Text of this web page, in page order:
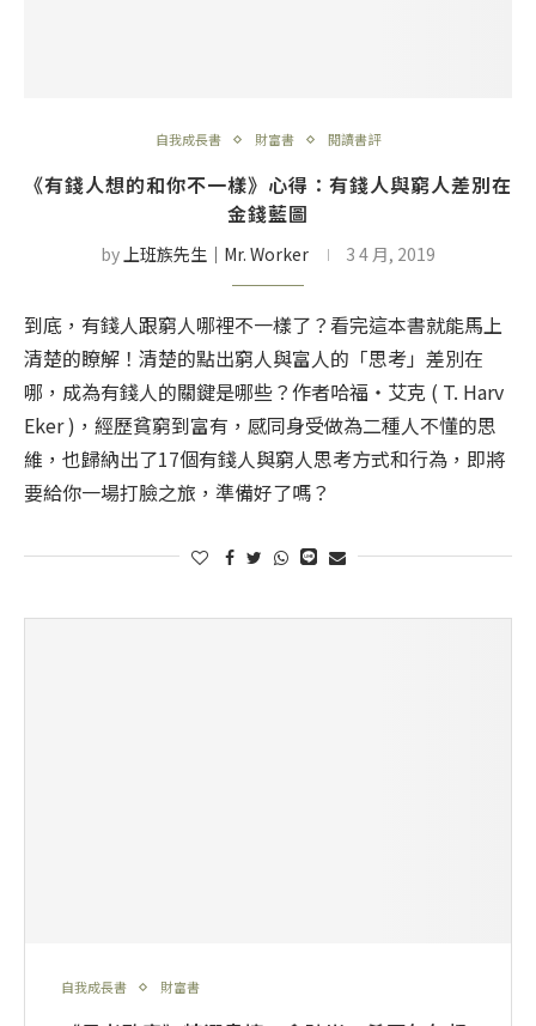
自我成長書 財富書 閱讀書評
《有錢人想的和你不一樣》心得：有錢人與窮人差別在
金錢藍圖
by上班族先生│Mr. Worker 3 4 月, 2019
到底，有錢人跟窮人哪裡不一樣了？看完這本書就能馬上
清楚的瞭解！清楚的點出窮人與富人的「思考」差別在
哪，成為有錢人的關鍵是哪些？作者哈福・艾克 ( T. Harv
Eker )，經歷貧窮到富有，感同身受做為二種人不懂的思
維，也歸納出了17個有錢人與窮人思考方式和行為，即將
要給你一場打臉之旅，準備好了嗎？
自我成長書 財富書